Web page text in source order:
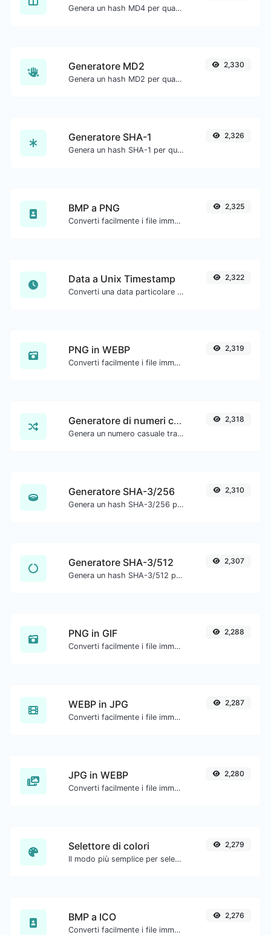
Genera un hash MD4 per qualsiasi input di stringa.
Generatore MD2
Genera un hash MD2 per qualsiasi input di stringa.
2,330
Generatore SHA-1
Genera un hash SHA-1 per qualsiasi input di stringa.
2,326
BMP a PNG
Converti facilmente i file immagine BMP in PNG.
2,325
Data a Unix Timestamp
Converti una data particolare nel formato timestamp unix.
2,322
PNG in WEBP
Converti facilmente i file immagine PNG in WEBP.
2,319
Generatore di numeri casuali
Genera un numero casuale tra un intervallo dato.
2,318
Generatore SHA-3/256
Genera un hash SHA-3/256 per qualsiasi input di stringa.
2,310
Generatore SHA-3/512
Genera un hash SHA-3/512 per qualsiasi input di stringa.
2,307
PNG in GIF
Converti facilmente i file immagine PNG in GIF.
2,288
WEBP in JPG
Converti facilmente i file immagine WEBP in JPG.
2,287
JPG in WEBP
Converti facilmente i file immagine JPG in WEBP.
2,280
Selettore di colori
Il modo più semplice per selezionare un colore dalla ruota dei colori e ottenere i risultati in qualsiasi formato.
2,279
BMP a ICO
Converti facilmente i file immagine BMP in ICO.
2,276